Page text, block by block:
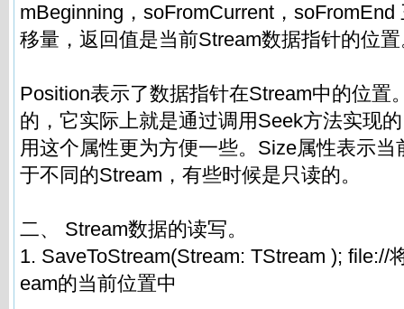
mBeginning，soFromCurrent，
移量，返回值是当前Stream数据指针的位
Position表示了数据指针在Stream中的位置
的，它实际上就是通过调用Seek方法实现
用这个属性更为方便一些。Size属性表示
于不同的Stream，有些时候是只读的。
二、 Stream数据的读写。
1. SaveToStream(Stream: TStream ); file://
eam的当前位置中